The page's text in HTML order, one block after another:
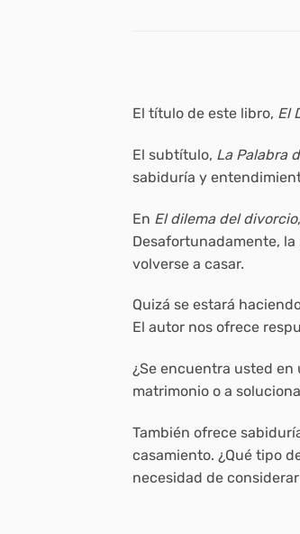
El título de este libro, El
El subtítulo, La Palabra
sabiduría y
En El dilema del divorcio
Desafortunadamente,
volverse a casar.
Quizá se estará
El autor nos ofrece
¿Se encuentra usted
matrimonio o a
También ofrece
casamiento. ¿Qué tipo
necesidad de